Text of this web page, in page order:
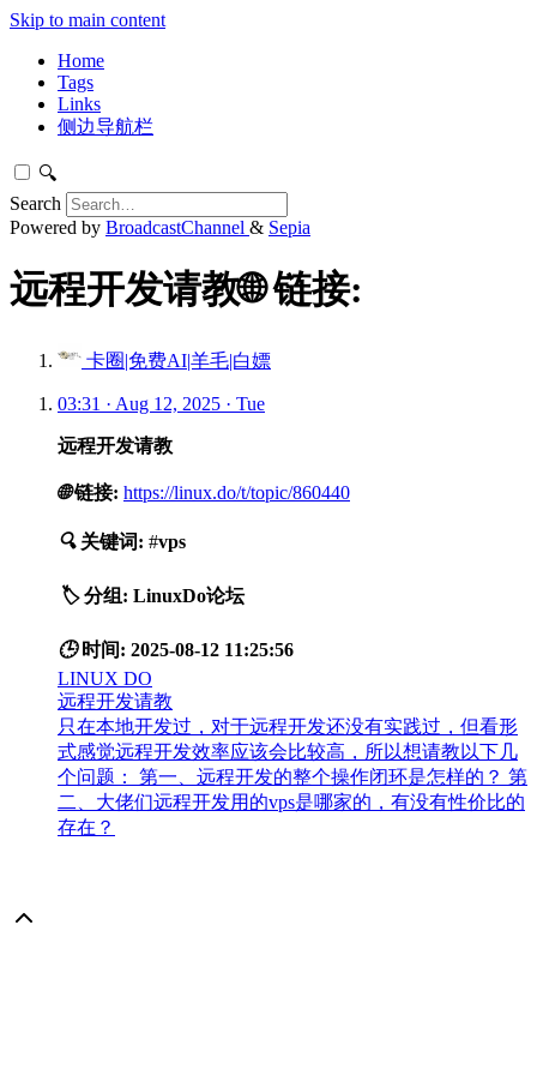
Skip to main content
Home
Tags
Links
侧边导航栏
🔍
Search
Powered by BroadcastChannel & Sepia
远程开发请教🌐 链接:
卡圈|免费AI|羊毛|白嫖
03:31 · Aug 12, 2025 · Tue
远程开发请教
🌐 链接: https://linux.do/t/topic/860440
🔍 关键词: #vps
🏷️ 分组: LinuxDo论坛
🕒 时间: 2025-08-12 11:25:56
LINUX DO
远程开发请教
只在本地开发过，对于远程开发还没有实践过，但看形
式感觉远程开发效率应该会比较高，所以想请教以下几
个问题： 第一、远程开发的整个操作闭环是怎样的？ 第
二、大佬们远程开发用的vps是哪家的，有没有性价比的
存在？